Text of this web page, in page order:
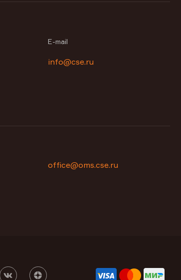
E-mail
info@cse.ru
office@oms.cse.ru